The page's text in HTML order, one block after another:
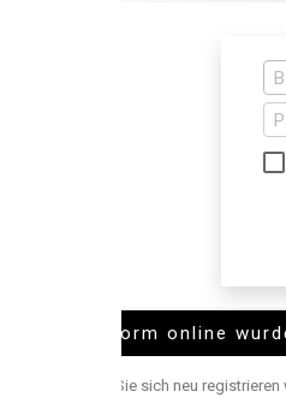
online wurde abgelöst
sich neu registrieren wollen, dann